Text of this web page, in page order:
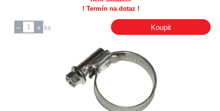
! Termín na dotaz !
ks Koupit